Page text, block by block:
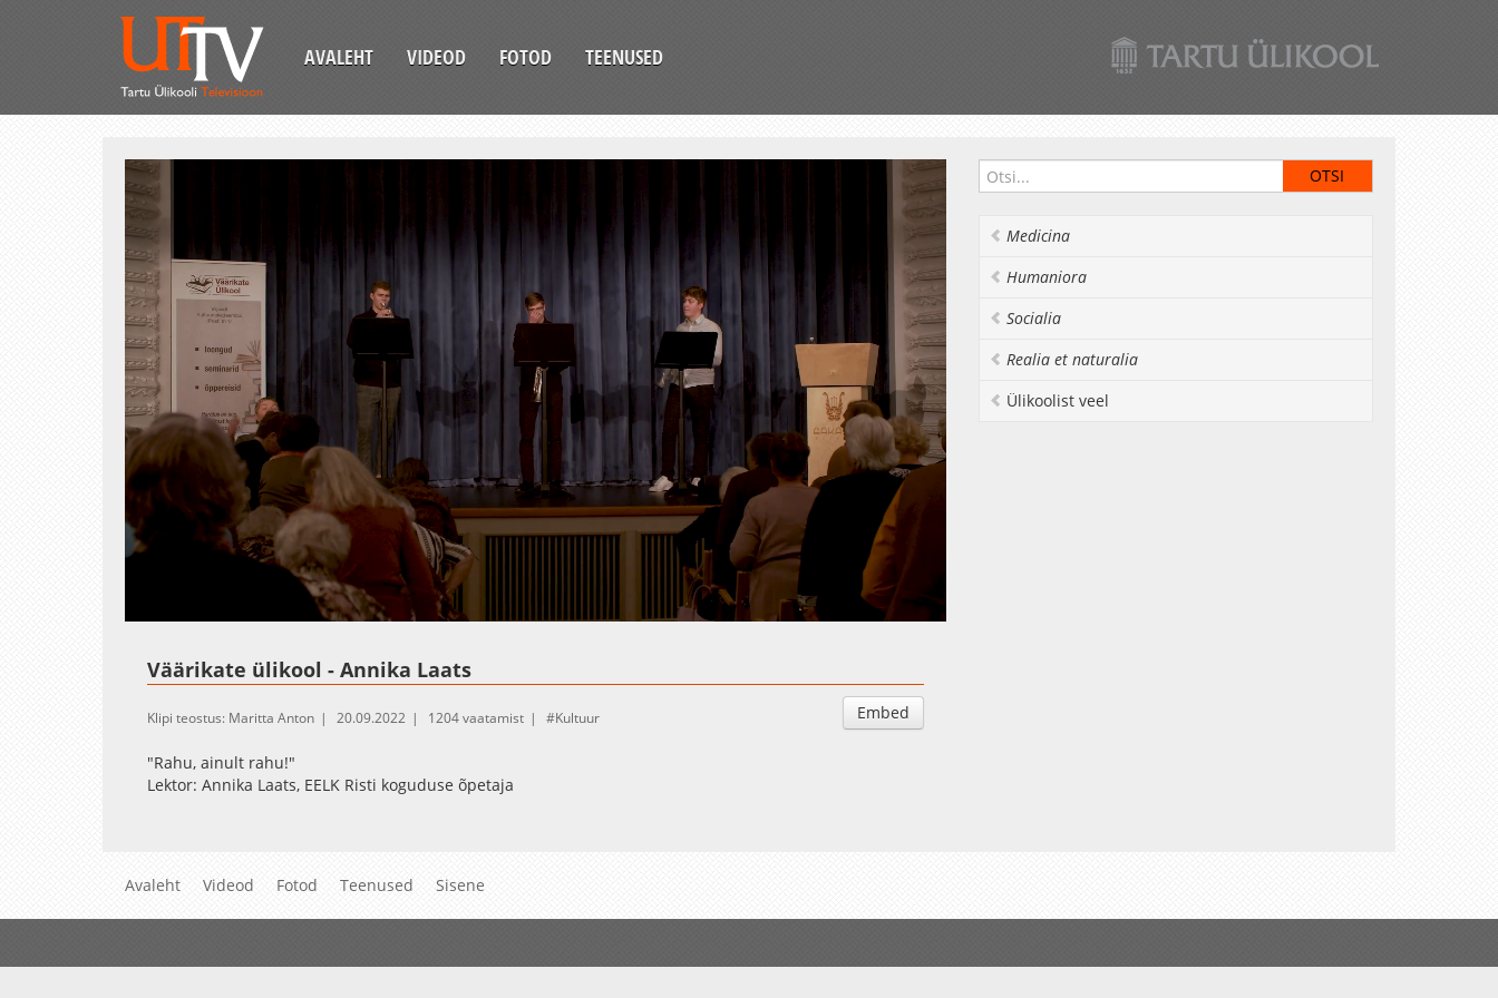
AVALEHT VIDEOD FOTOD TEENUSED
Esituskiirused
Väärikate ülikool - Annika Laats
Embed
Klipi teostus: Maritta Anton 20.09.2022 1204 vaatamist Kultuur
"Rahu, ainult rahu!"
Lektor: Annika Laats, EELK Risti koguduse õpetaja
Medicina
Humaniora
Socialia
Realia et naturalia
Ülikoolist veel
Avaleht Videod Fotod Teenused Sisene